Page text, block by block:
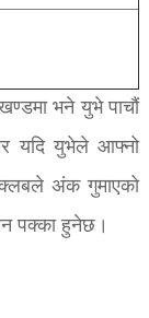
भने युभे पाचौं
यदि युभेले आफ्नो
अंक गुमाएको
पक्का हुनेछ।